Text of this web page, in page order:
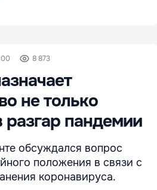
8 873
не только
разгар пандемии
обсуждался вопрос
положения в связи с
коронавируса.